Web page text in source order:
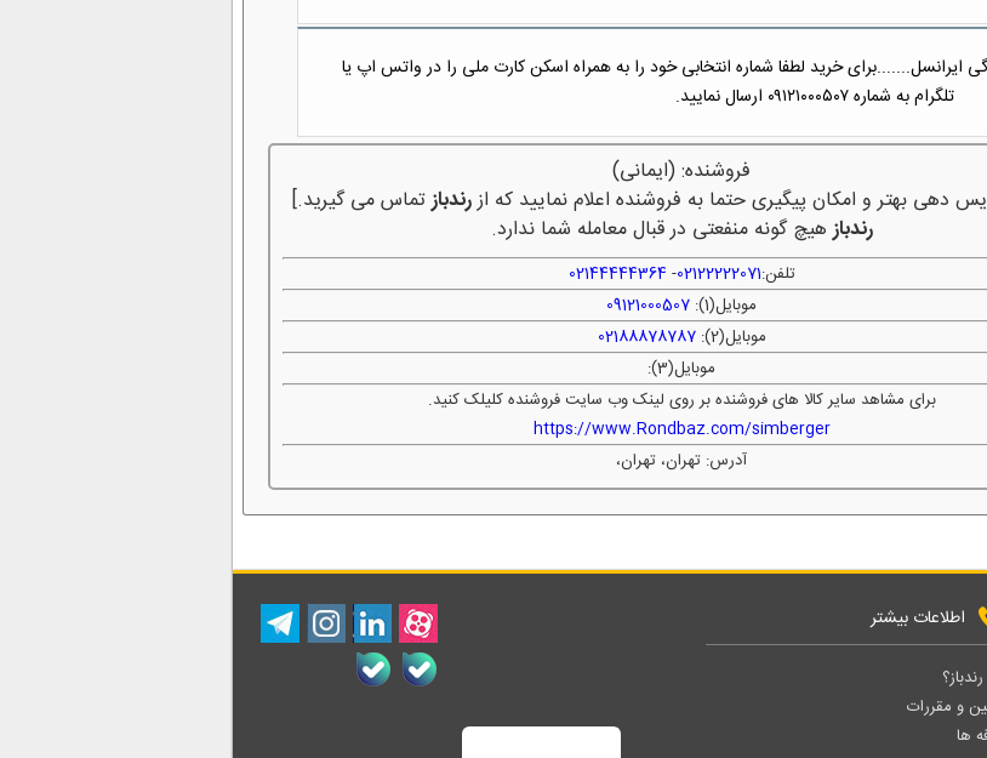
ایرانسل.......برای خرید لطفا شماره انتخابی خود را به همراه اسكن كارت ملى را در واتس اپ یا
تلگرام به شماره ۰۹۱۲۱۰۰۰۵۰۷ ارسال نمایید.
فروشنده: (ایمانی)
دهی بهتر و امکان پیگیری حتما به فروشنده اعلام نمایید که ازرندبازتماس می گیرید.]
رندبازهیچ گونه منفعتی در قبال معامله شما ندارد.
تلفن:02122222071
-
02144444364
موبایل(1):
09121000507
موبایل(2):
02188878787
موبایل(3):
برای مشاهد سایر کالا های فروشنده بر روی لینک وب سایت فروشنده کلیلک کنید.
https://www.Rondbaz.com/simberger
آدرس: تهران، تهران،
اطلاعات بیشتر
و مقررات
ها